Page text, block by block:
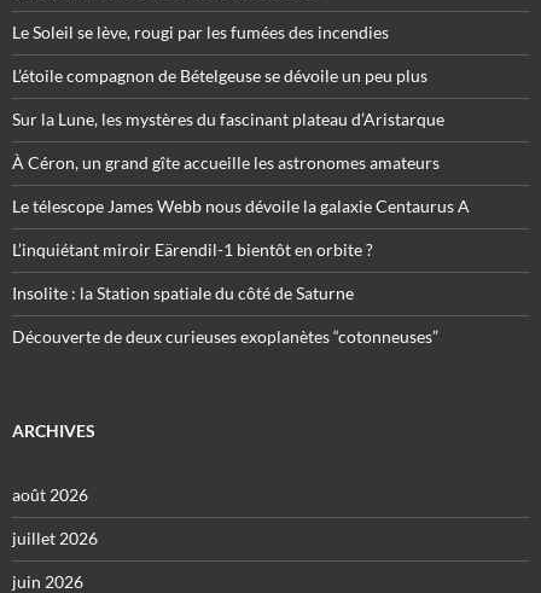
Le Soleil se lève, rougi par les fumées des incendies
L’étoile compagnon de Bételgeuse se dévoile un peu plus
Sur la Lune, les mystères du fascinant plateau d’Aristarque
À Céron, un grand gîte accueille les astronomes amateurs
Le télescope James Webb nous dévoile la galaxie Centaurus A
L’inquiétant miroir Eärendil-1 bientôt en orbite ?
Insolite : la Station spatiale du côté de Saturne
Découverte de deux curieuses exoplanètes “cotonneuses”
ARCHIVES
août 2026
juillet 2026
juin 2026